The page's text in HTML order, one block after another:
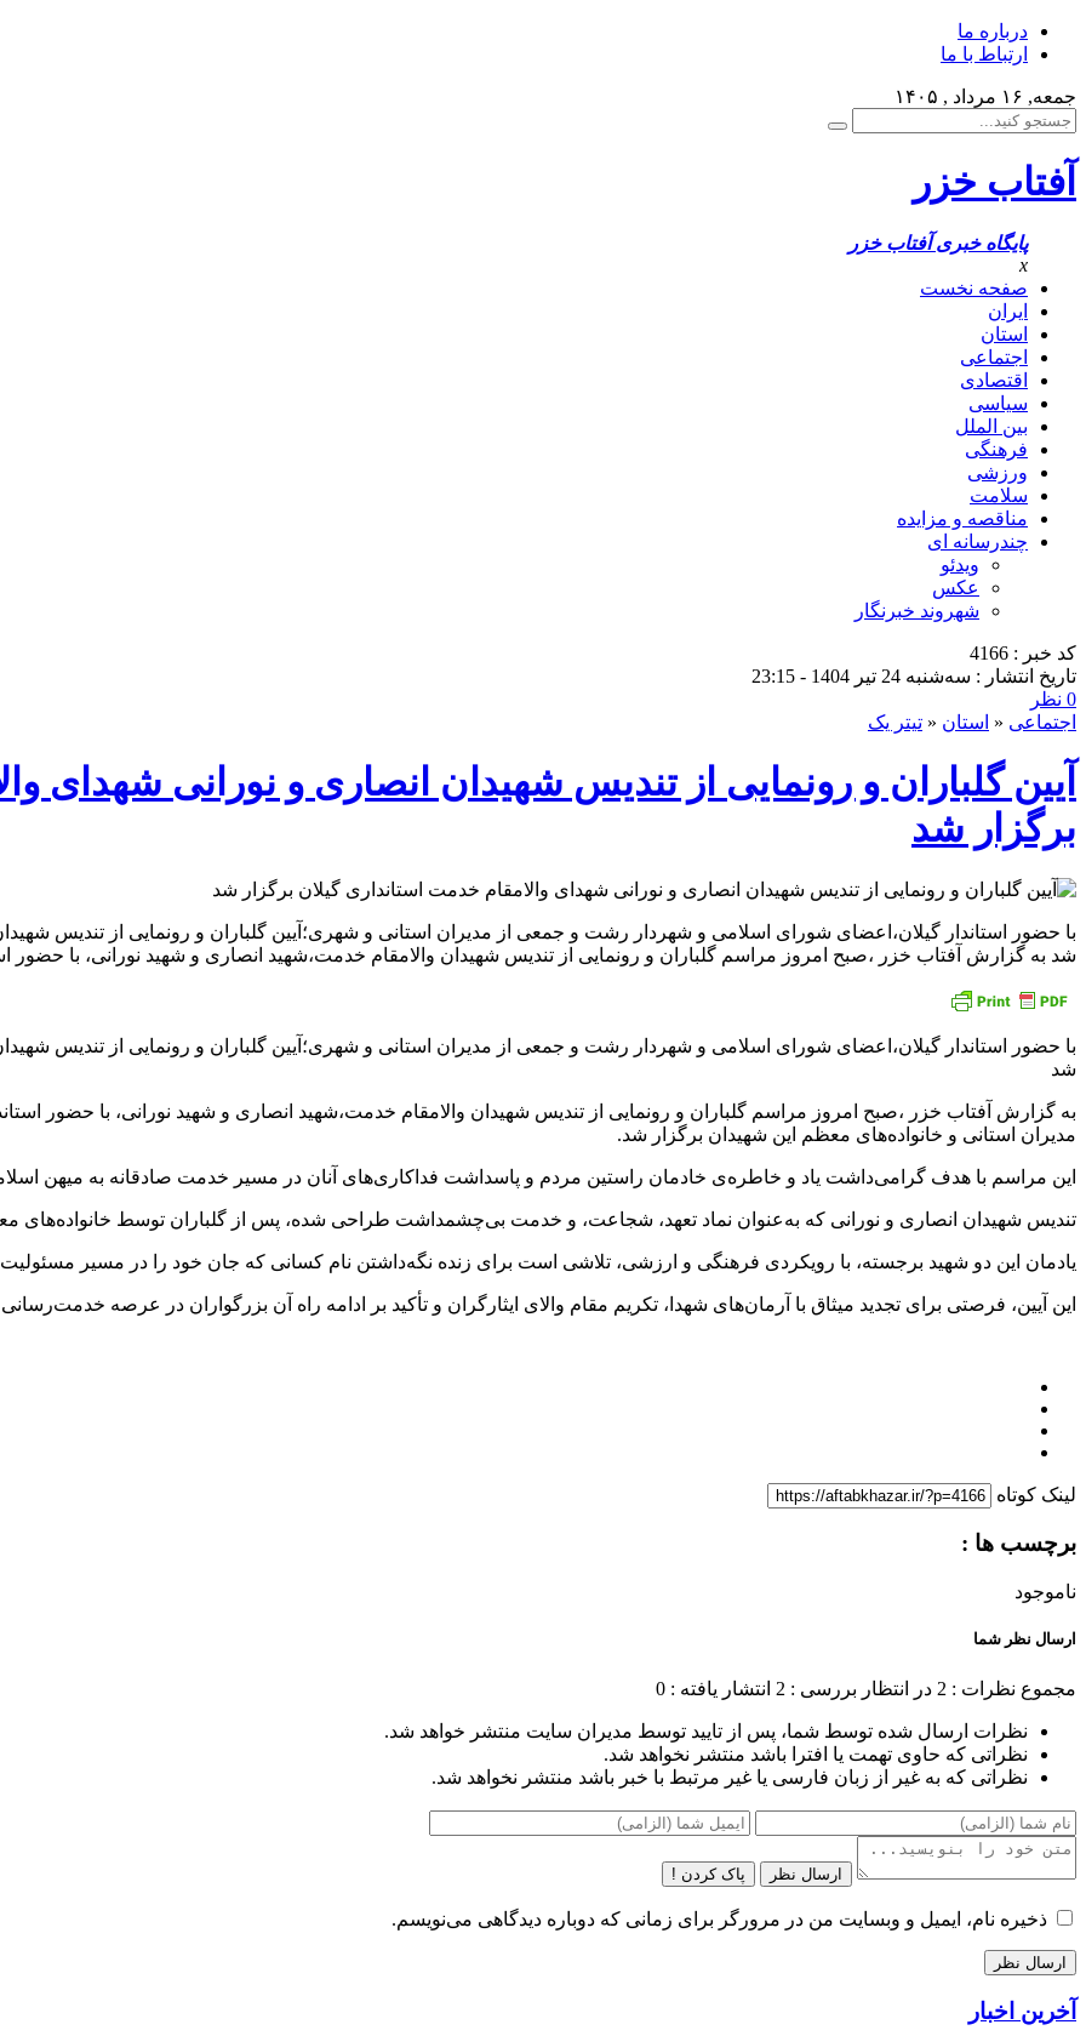
درباره ما
ارتباط با ما
جمعه, ۱۶ مرداد , ۱۴۰۵
آفتاب خزر
پایگاه خبری آفتاب خزر
x
صفحه نخست
ایران
استان
اجتماعی
اقتصادی
سیاسی
بین الملل
فرهنگی
ورزشی
سلامت
مناقصه و مزایده
چندرسانه ای
ویدئو
عکس
شهروند خبرنگار
کد خبر : 4166
تاریخ انتشار : سه‌شنبه 24 تیر 1404 - 23:15
0 نظر
اجتماعی « استان « تیتر یک
آیین گلباران و رونمایی از تندیس شهیدان انصاری و نورانی شهدای
برگزار شد
با حضور استاندار گیلان،اعضای شورای اسلامی و شهردار رشت و جمعی از مدیران استانی و شهری؛آیین گلباران و رونمایی از تندیس
شد به گزارش آفتاب خزر ،صبح امروز مراسم گلباران و رونمایی از تندیس شهیدان والامقام خدمت،شهید انصاری و شهید نورانی، با حضور
با حضور استاندار گیلان،اعضای شورای اسلامی و شهردار رشت و جمعی از مدیران استانی و شهری؛آیین گلباران و رونمایی از تندیس
شد
به گزارش آفتاب خزر ،صبح امروز مراسم گلباران و رونمایی از تندیس شهیدان والامقام خدمت،شهید انصاری و شهید نورانی، با حضور
مدیران استانی و خانواده‌های معظم این شهیدان برگزار شد.
این مراسم با هدف گرامی‌داشت یاد و خاطره‌ی خادمان راستین مردم و پاسداشت فداکاری‌های آنان در مسیر خدمت صادقانه به میهن
تندیس شهیدان انصاری و نورانی که به‌عنوان نماد تعهد، شجاعت، و خدمت بی‌چشمداشت طراحی شده، پس از گلباران توسط
یادمان این دو شهید برجسته، با رویکردی فرهنگی و ارزشی، تلاشی است برای زنده نگه‌داشتن نام کسانی که جان خود را در مسیر
این آیین، فرصتی برای تجدید میثاق با آرمان‌های شهدا، تکریم مقام والای ایثارگران و تأکید بر ادامه راه آن بزرگواران در عرصه
لینک کوتاه
برچسب ها :
ناموجود
ارسال نظر شما
مجموع نظرات : 2 در انتظار بررسی : 2 انتشار یافته : 0
نظرات ارسال شده توسط شما، پس از تایید توسط مدیران سایت منتشر خواهد شد.
نظراتی که حاوی تهمت یا افترا باشد منتشر نخواهد شد.
نظراتی که به غیر از زبان فارسی یا غیر مرتبط با خبر باشد منتشر نخواهد شد.
ارسال نظر پاک کردن !
ذخیره نام، ایمیل و وبسایت من در مرورگر برای زمانی که دوباره دیدگاهی می‌نویسم.
آخرین اخبار